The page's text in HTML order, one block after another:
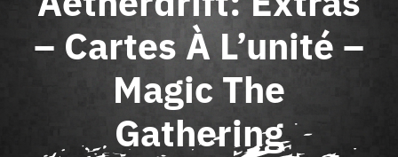
Agenda
– Cartes À L’unité –
Magic The
Gathering